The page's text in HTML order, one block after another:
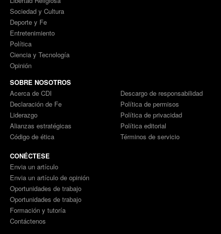
Sociedad y Cultura
Deporte y Fe
Entretenimiento
Política
Ciencia y Tecnología
Opinión
SOBRE NOSOTROS
Acerca de CDI
Declaración de Fe
Liderazgo
Alianzas estratégicas
Código de ética
Descargo de responsabilidad
Política de permisos
Política de privacidad
Política editorial
Términos de servicio
CONÉCTESE
Envia un artículo
Envia un artículo de opinión
Oportunidades de trabajo
Oportunidades de trabajo
Formación y tutoría
Contáctenos